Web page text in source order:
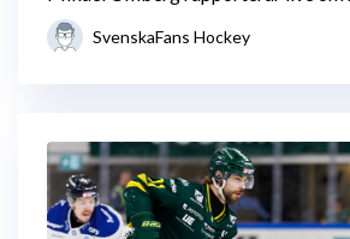
SvenskaFans Hockey